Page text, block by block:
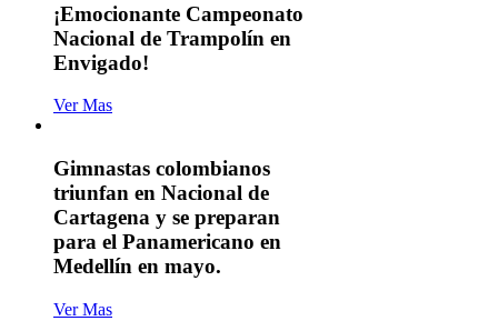
¡Emocionante Campeonato
Nacional de Trampolín en
Envigado!
Ver Mas
Gimnastas colombianos
triunfan en Nacional de
Cartagena y se preparan
para el Panamericano en
Medellín en mayo.
Ver Mas